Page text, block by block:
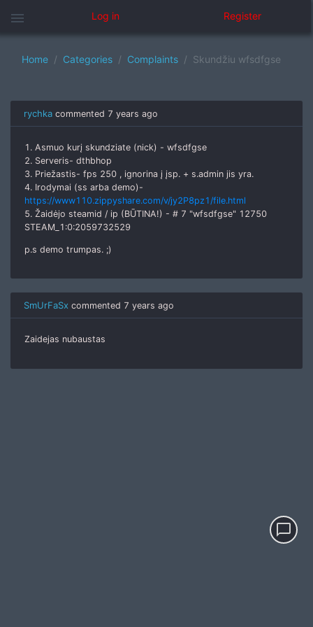
menu Log in Register
Home Categories Complaints Skundžiu wfsdfgse
rychka commented 7 years ago
1. Asmuo kurį skundziate (nick) - wfsdfgse
2. Serveris- dthbhop
3. Priežastis- fps 250 , ignorina į įsp. + s.admin jis yra.
4. Irodymai (ss arba demo)-
https://www110.zippyshare.com/v/jy2P8pz1/file.html
5. Žaidėjo steamid / ip (BŪTINA!) - # 7 "wfsdfgse" 12750
STEAM_1:0:2059732529
p.s demo trumpas. ;)
SmUrFaSx commented 7 years ago
Zaidejas nubaustas
chat_bubble_outline